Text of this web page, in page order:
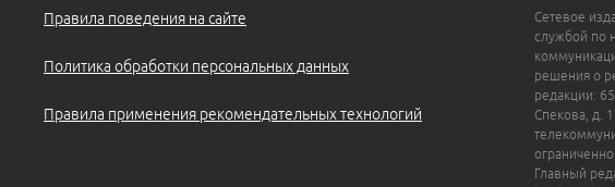
Правила поведения на сайте
Политика обработки персональных данных
Правила применения рекомендательных технологий
Сетевое
службой по
решения о
редакции:
Спекова, д.
Главный